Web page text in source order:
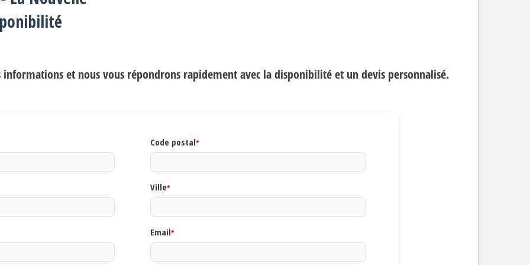
informations et nous vous répondrons rapidement avec la disponibilité et un devis personnalisé.
Code postal*
Ville*
Email*